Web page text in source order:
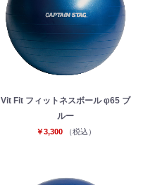
Vit Fit フィットネスボール φ65 ブ
ルー
￥3,300 （税込）